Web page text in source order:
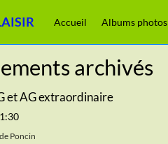
Accueil Albums photos
archivés
et AG extraordinaire
Poncin